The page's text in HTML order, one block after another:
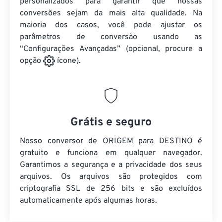
conversões sejam da mais alta qualidade. Na
maioria dos casos, você pode ajustar os
parâmetros de conversão usando as
“Configurações Avançadas” (opcional, procure a
opção
ícone).
Grátis e seguro
Nosso conversor de ORIGEM para DESTINO é
gratuito e funciona em qualquer navegador.
Garantimos a segurança e a privacidade dos seus
arquivos. Os arquivos são protegidos com
criptografia SSL de 256 bits e são excluídos
automaticamente após algumas horas.